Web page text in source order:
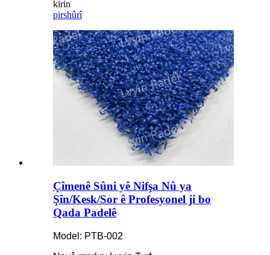
kirin
pirshûrî
Çîmenê Sûni yê Nifşa Nû ya
Şîn/Kesk/Sor ê Profesyonel ji bo
Qada Padelê
Model: PTB-002